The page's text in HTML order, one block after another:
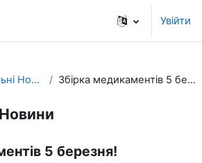
Увійти
Шкільні Новини Збірка медикаментів 5 березня!
5 березня!